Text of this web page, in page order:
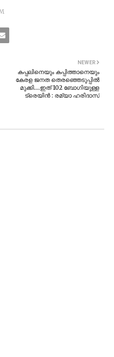
NEWER
കപ്പലിനെയും കപ്പിത്താനെയും
കേരള ജനത തെരഞ്ഞെടുപ്പില്‍
മുക്കി....ഇത് 102 ബോഗിയുള്ള
ട്രെയിൻ : രമ്യാ ഹരിദാസ്